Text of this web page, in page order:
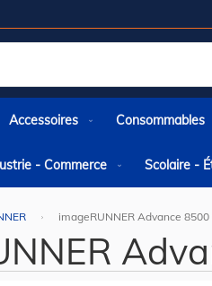
Accessoires Consommables
- Commerce Scolaire -
imageRUNNER Advance 8500